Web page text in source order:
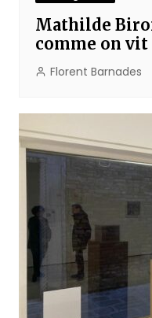
Mathilde
comme on vit
Florent Barnades